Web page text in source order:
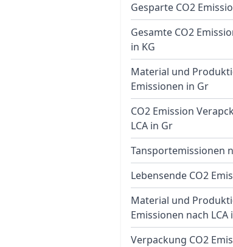
Gesparte CO2
Gesamte CO2
in KG
Material und
Emissionen in Gr
CO2 Emission
LCA in Gr
Tansportemissionen
Lebensende CO2
Material und
Emissionen nach
Verpackung CO2